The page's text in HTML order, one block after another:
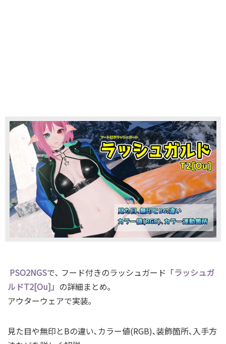
PSO2NGSで､ フード付きのラッシュガード「ラッシュガ
ルドT2[Ou]」 の詳細まとめ｡
アウターウェアで実装｡
見た目や無印とBの違い､カラー値(RGB)､装飾箇所､入手方